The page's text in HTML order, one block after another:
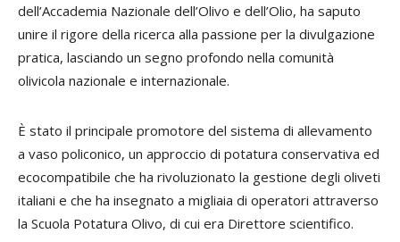
dell’Accademia Nazionale dell’Olivo e dell’Olio, ha saputo
unire il rigore della ricerca alla passione per la divulgazione
pratica, lasciando un segno profondo nella comunità
olivicola nazionale e internazionale.
È stato il principale promotore del sistema di allevamento
a vaso policonico, un approccio di potatura conservativa ed
ecocompatibile che ha rivoluzionato la gestione degli oliveti
italiani e che ha insegnato a migliaia di operatori attraverso
la Scuola Potatura Olivo, di cui era Direttore scientifico.